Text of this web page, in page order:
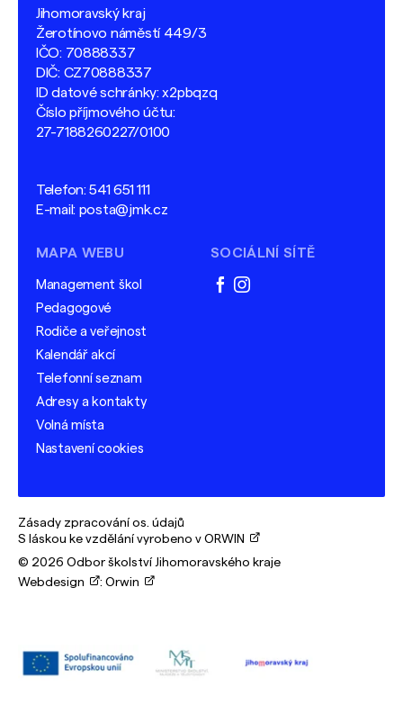
Jihomoravský kraj
Žerotínovo náměstí 449/3
IČO: 70888337
DIČ: CZ70888337
ID datové schránky: x2pbqzq
Číslo příjmového účtu:
27-7188260227/0100
Telefon:541 651 111
E-mail: posta@jmk.cz
MAPA WEBU
Management škol
Pedagogové
Rodiče a veřejnost
Kalendář akcí
Telefonní seznam
Adresy a kontakty
Volná místa
Nastavení cookies
SOCIÁLNÍ SÍTĚ
facebook
instagram
Zásady zpracování os. údajů
S láskou ke vzdělání vyrobeno v ORWIN
© 2026 Odbor školství Jihomoravského kraje
Webdesign
: Orwin